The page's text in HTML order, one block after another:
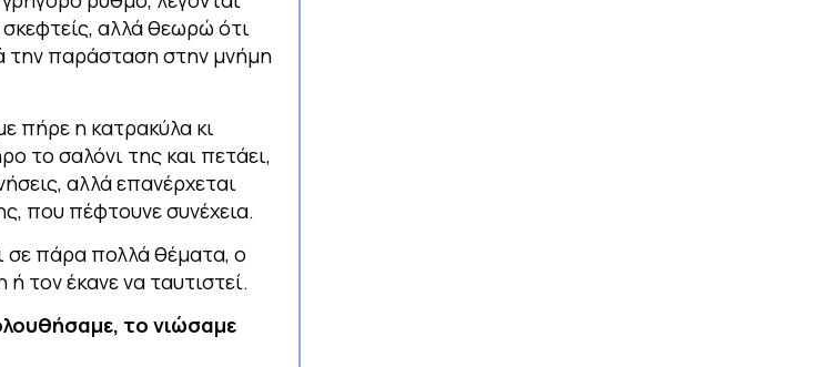
αλλά θεωρώ ότι
την παράσταση στην μνήμη
πήρε η κατρακύλα κι
το σαλόνι της και πετάει,
αλλά επανέρχεται
που πέφτουνε συνέχεια.
σε πάρα πολλά θέματα, ο
τον έκανε να ταυτιστεί.
το νιώσαμε